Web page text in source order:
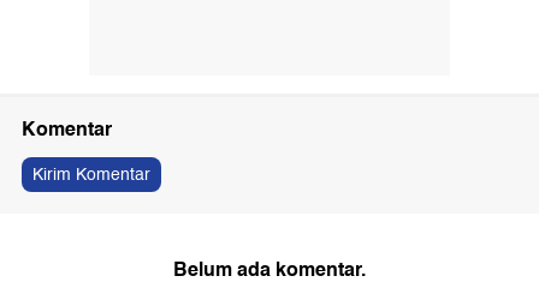
Komentar
Kirim Komentar
Belum ada komentar.